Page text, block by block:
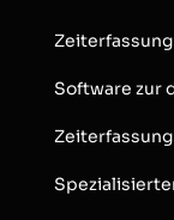
Software zur